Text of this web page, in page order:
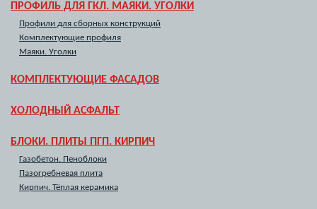
ПРОФИЛЬ ДЛЯ ГКЛ. МАЯКИ. УГОЛКИ
Профили для сборных конструкций
Комплектующие профиля
Маяки. Уголки
КОМПЛЕКТУЮЩИЕ ФАСАДОВ
ХОЛОДНЫЙ АСФАЛЬТ
БЛОКИ. ПЛИТЫ ПГП. КИРПИЧ
Газобетон. Пеноблоки
Пазогребневая плита
Кирпич. Тёплая керамика